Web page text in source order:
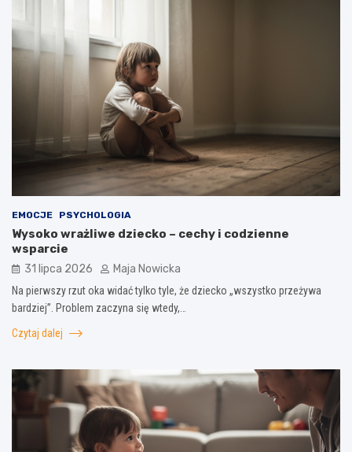
EMOCJE PSYCHOLOGIA
Wysoko wrażliwe dziecko – cechy i codzienne
wsparcie
31 lipca 2026 Maja Nowicka
Na pierwszy rzut oka widać tylko tyle, że dziecko „wszystko przeżywa
bardziej”. Problem zaczyna się wtedy,…
Czytaj dalej